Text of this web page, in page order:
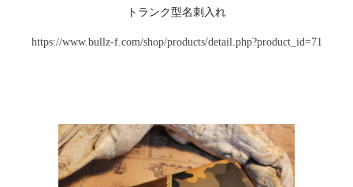
トランク型名刺入れ
https://www.bullz-f.com/shop/products/detail.php?product_id=71